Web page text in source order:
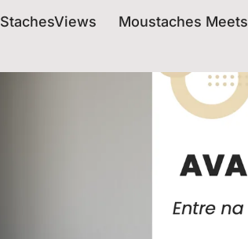
StachesViews Moustaches Meets